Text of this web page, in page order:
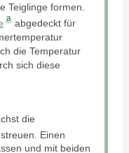
Teiglinge formen.
abgedeckt für
die Temperatur
sich diese
die
Einen
und mit beiden